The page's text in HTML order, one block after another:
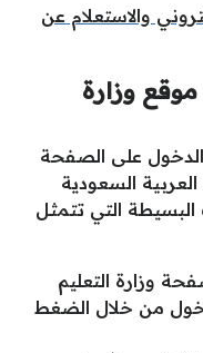
والاستعلام عن
وزارة
على الصفحة
السعودية
التي تتمثل
وزارة التعليم
من خلال الضغط